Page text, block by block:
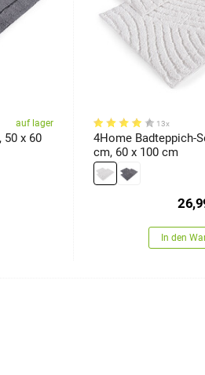
auf lager
50 x 60
13x
4Home Badteppich-
cm, 60 x 100 cm
In den